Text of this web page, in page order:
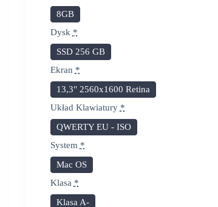
8GB
Dysk *
SSD 256 GB
Ekran *
13,3" 2560x1600 Retina
Układ Klawiatury *
QWERTY EU - ISO
System *
Mac OS
Klasa *
Klasa A-